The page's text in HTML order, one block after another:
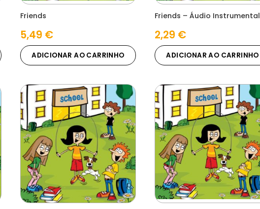
Friends
5,49 €
ADICIONAR AO CARRINHO
Friends – Áudio Instrumental
2,29 €
ADICIONAR AO CARRINHO